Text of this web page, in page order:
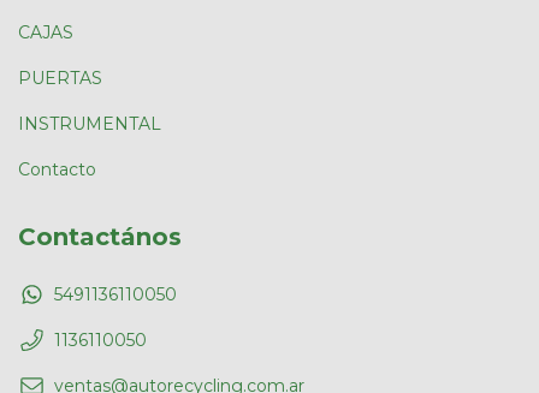
CAJAS
PUERTAS
INSTRUMENTAL
Contacto
Contactános
5491136110050
1136110050
ventas@autorecycling.com.ar